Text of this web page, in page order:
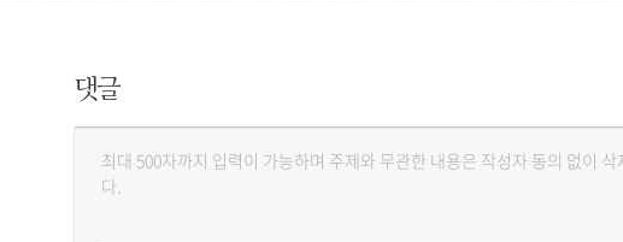
댓글